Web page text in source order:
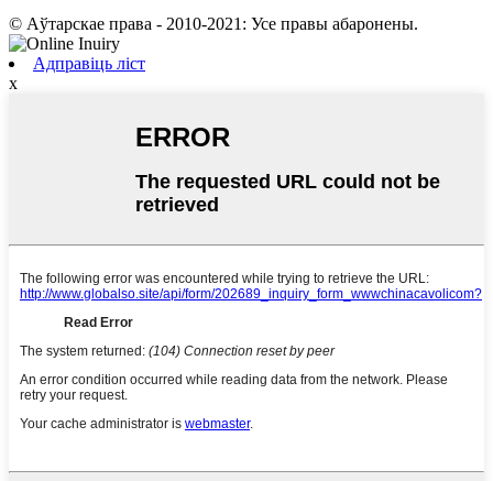
© Аўтарскае права - 2010-2021: Усе правы абаронены.
Адправіць ліст
x